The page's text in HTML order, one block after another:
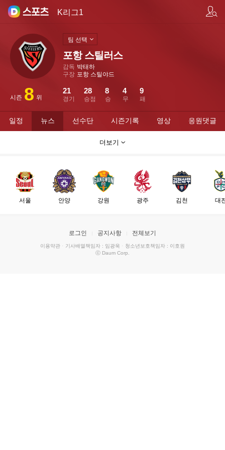
K리그1
포항 스틸러스
감독 박태하
구장 포항 스틸야드
시즌 8 위 경기
21
승점
28
승
8
무
4
패
9
팀 선택
일정 뉴스 선수단 시즌기록 영상 응원댓글
더보기
서울 안양 강원 광주 김천 대
로그인 공지사항 전체보기
이용약관 · 기사배열책임자 : 임광욱 · 청소년보호책임자 : 이호원
ⓒ Daum Corp.